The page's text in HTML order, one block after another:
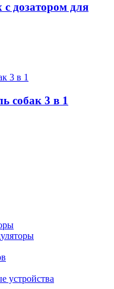
дозатором для
собак 3 в 1
устройства